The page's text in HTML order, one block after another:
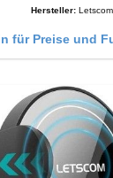
Hersteller: Letscom
für Preise und